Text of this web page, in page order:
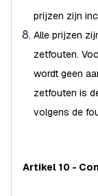
prijzen zijn
Alle prijzen
zetfouten.
wordt geen
zetfouten is
volgens de
Artikel 10 -